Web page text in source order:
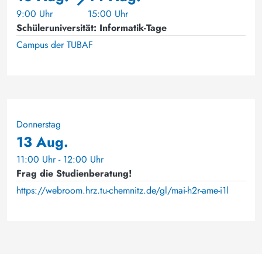
9:00 Uhr
15:00 Uhr
Schüleruniversität: Informatik-Tage
Campus der TUBAF
Donnerstag
13 Aug.
11:00 Uhr - 12:00 Uhr
Frag die Studienberatung!
https://webroom.hrz.tu-chemnitz.de/gl/mai-h2r-ame-i1l